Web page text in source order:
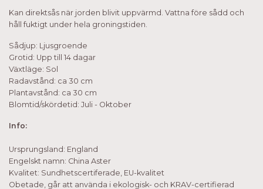
Kan direktsås när jorden blivit uppvärmd. Vattna före sådd och
håll fuktigt under hela groningstiden.
Sådjup: Ljusgroende
Grotid: Upp till 14 dagar
Växtläge: Sol
Radavstånd: ca 30 cm
Plantavstånd: ca 30 cm
Blomtid/skördetid: Juli - Oktober
Info:
Ursprungsland: England
Engelskt namn: China Aster
Kvalitet: Sundhetscertiferade, EU-kvalitet
Obetade, går att använda i ekologisk- och KRAV-certifierad